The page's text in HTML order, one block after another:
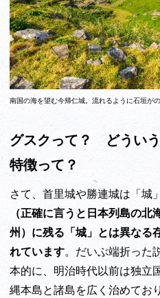
南国の海を望む今帰仁城。流れるように石垣が
グスクって？ どうい
特徴って？
さて、首里城や勝連城は「城
（正確に言うと日本列島の
州）に残る「城」とは異なる
れています。だいぶ端折った
本的に、明治時代以前は独立
縄本島と諸島を広く治めてお